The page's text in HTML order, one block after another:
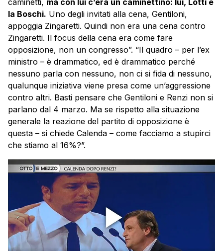
la Boschi. Uno degli invitati alla cena, Gentiloni,
appoggia Zingaretti. Quindi non era una cena contro
Zingaretti. Il focus della cena era come fare
opposizione, non un congresso”. “Il quadro – per l’ex
ministro – è drammatico, ed è drammatico perché
nessuno parla con nessuno, non ci si fida di nessuno,
qualunque iniziativa viene presa come un’aggressione
contro altri. Basti pensare che Gentiloni e Renzi non si
parlano dal 4 marzo. Ma se rispetto alla situazione
generale la reazione del partito di opposizione è
questa – si chiede Calenda – come facciamo a stupirci
che stiamo al 16%?”.